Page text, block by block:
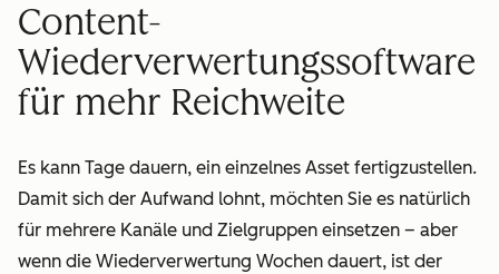
Content-
Wiederverwertungssoftware
für mehr Reichweite
Es kann Tage dauern, ein einzelnes Asset fertigzustellen.
Damit sich der Aufwand lohnt, möchten Sie es natürlich
für mehrere Kanäle und Zielgruppen einsetzen – aber
wenn die Wiederverwertung Wochen dauert, ist der